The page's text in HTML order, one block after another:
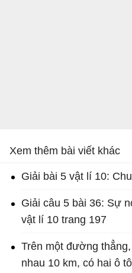
Xem thêm bài viết khác
Giải bài 5 vật lí 10:
Giải câu 5 bài 36: Sự
vật lí 10 trang 197
Trên một đường
nhau 10 km, có hai ô